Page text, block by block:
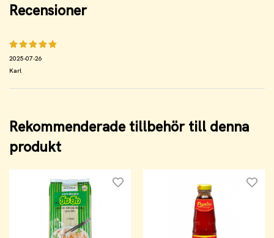
Recensioner
2025-07-26
Karl
Rekommenderade tillbehör till denna
produkt